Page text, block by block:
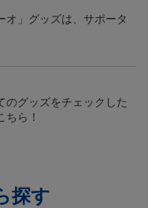
オ」グッズは、サポータ
のグッズをチェックした
ちら！
探す